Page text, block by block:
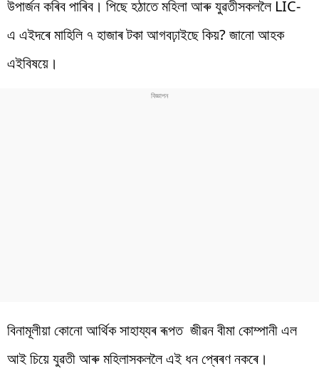
উপাৰ্জন কৰিব পাৰিব। পিছে হঠাতে মহিলা আৰু যুৱতীসকললৈ LIC-
এ এইদৰে মাহিলি ৭ হাজাৰ টকা আগবঢ়াইছে কিয়? জানো আহক
এইবিষয়ে।
বিনামূলীয়া কোনো আৰ্থিক সাহায্যৰ ৰূপত জীৱন বীমা কোম্পানী এল
আই চিয়ে যুৱতী আৰু মহিলাসকললৈ এই ধন প্ৰেৰণ নকৰে।